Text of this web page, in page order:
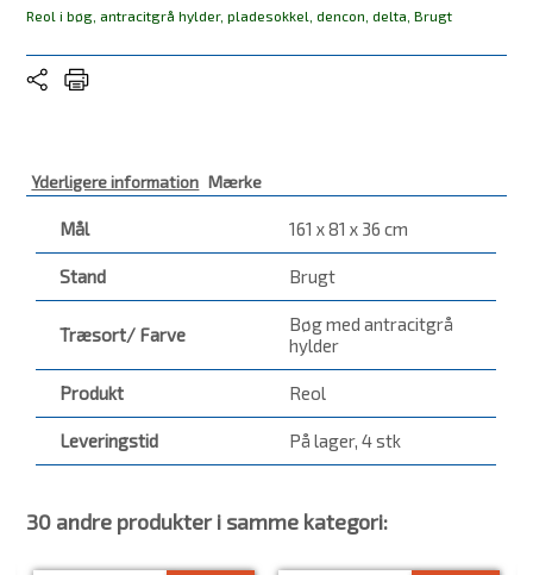
Reol i bøg, antracitgrå hylder, pladesokkel, dencon, delta, Brugt
Yderligere information Mærke
Mål 161 x 81 x 36 cm
Stand Brugt
Træsort/ Farve
Bøg med antracitgrå
hylder
Produkt Reol
Leveringstid På lager, 4 stk
30 andre produkter i samme kategori: